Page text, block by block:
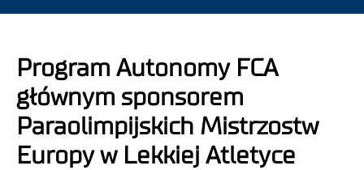
Program Autonomy FCA
głównym sponsorem
Paraolimpijskich Mistrzostw
Europy w Lekkiej Atletyce